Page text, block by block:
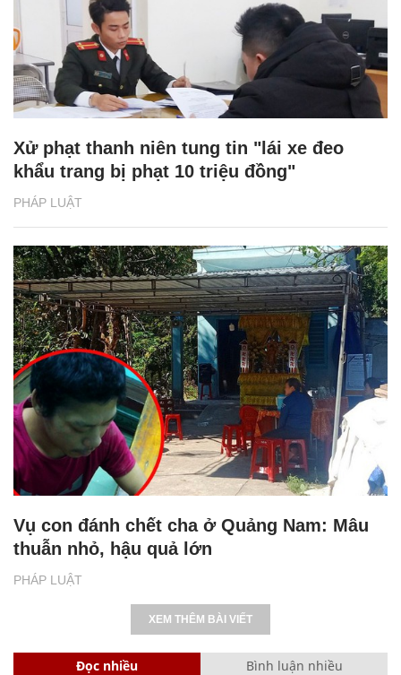
PHÁP LUẬT
Xử phạt thanh niên tung tin "lái xe đeo
khẩu trang bị phạt 10 triệu đồng"
PHÁP LUẬT
Vụ con đánh chết cha ở Quảng Nam: Mâu
thuẫn nhỏ, hậu quả lớn
XEM THÊM BÀI VIẾT
Đọc nhiều Bình luận nhiều